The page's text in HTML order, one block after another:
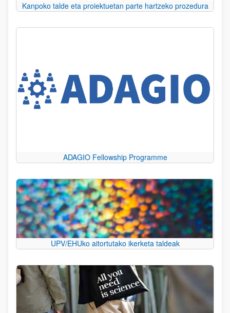
Kanpoko talde eta proiektuetan parte hartzeko prozedura
ADAGIO Fellowship Programme
UPV/EHUko aitortutako ikerketa taldeak